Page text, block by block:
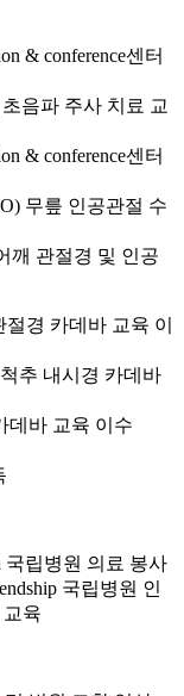
& conference센터
음파 주사 치료 교
& conference센터
무릎 인공관절 수
깨 관절경 및 인공
경 카데바 교육 이
추 내시경 카데바
데바 교육 이수
국립병원 의료 봉사
국립병원 인
육